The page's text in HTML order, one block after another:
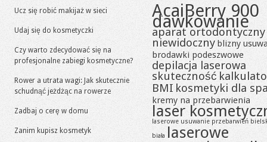
Ucz się robić makijaż w sieci
Udaj się do kosmetyczki
Czy warto zdecydować się na
profesjonalne zabiegi kosmetyczne?
Rower a utrata wagi: Jak skutecznie
schudnąć jeżdżąc na rowerze
Zadbaj o cerę w domu
Zanim kupisz kosmetyk
AcaiBerry 900
dawkowanie
aparat ortodontyczny
niewidoczny blizny
brodawki podeszwowe
depilacja laserowa
skuteczność
BMI kosmetyki dla
kremy na przebarwienia
laser
laserowe usuwanie przebarwień
biała laserowe